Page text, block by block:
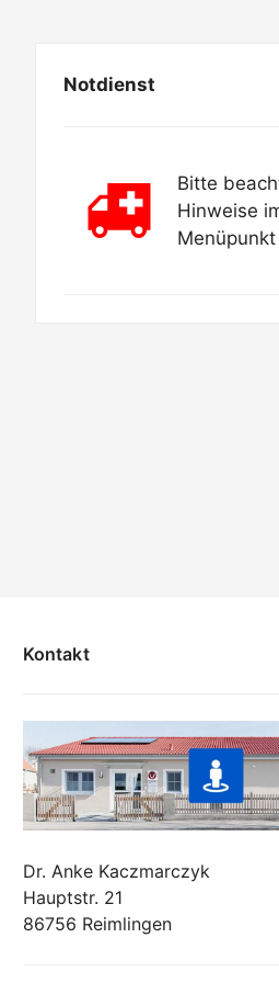
Notdienst
Bitte
Hinweise
Menüpunkt
Kontakt
Dr. Anke Kaczmarczyk
Hauptstr. 21
86756 Reimlingen